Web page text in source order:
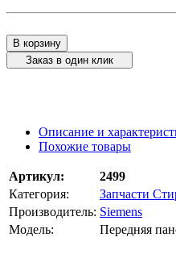
В корзину
Заказ в один клик
Описание и
Похожие товары
Артикул:
2499
Категория:
Запчасти
Производитель: Siemens
Модель:
Передняя